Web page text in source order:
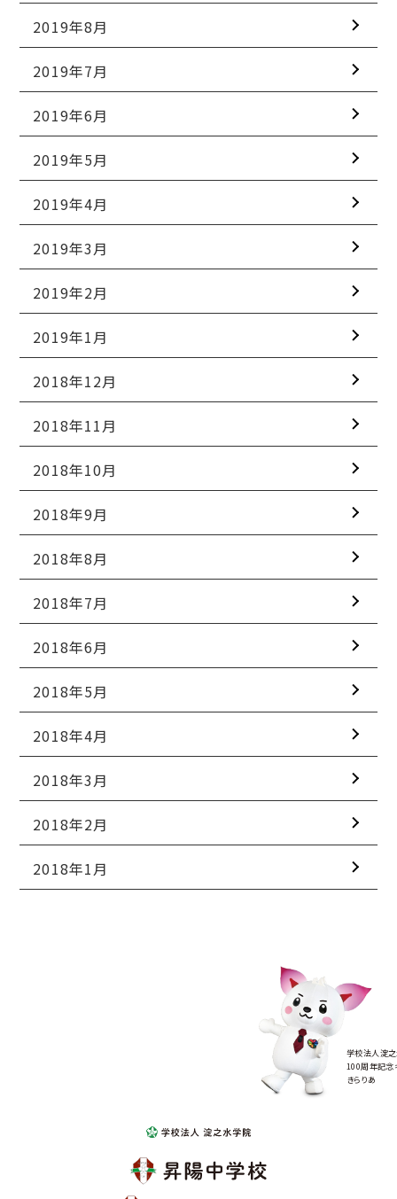
2019年8月
2019年7月
2019年6月
2019年5月
2019年4月
2019年3月
2019年2月
2019年1月
2018年12月
2018年11月
2018年10月
2018年9月
2018年8月
2018年7月
2018年6月
2018年5月
2018年4月
2018年3月
2018年2月
2018年1月
学校法人淀
100周年記念
きらりあ